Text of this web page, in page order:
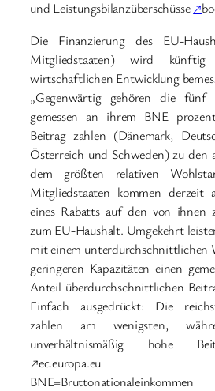
und Leistungsbilanzüberschüsse↗
Die Finanzierung des EU-
Mitgliedstaaten) wird
wirtschaftlichen Entwicklung
„Gegenwärtig gehören die fünf
gemessen an ihrem BNE
Beitrag zahlen (Dänemark,
Österreich und Schweden) zu
dem größten relativen
Mitgliedstaaten kommen derzeit
eines Rabatts auf den von ihnen
zum EU-Haushalt. Umgekehrt
mit einem unterdurchschnittlichen
geringeren Kapazitäten einen
Anteil überdurchschnittlichen
Einfach ausgedrückt: Die
zahlen am wenigsten,
unverhältnismäßig hohe
↗ec.europa.eu
BNE=Bruttonationaleinkommen